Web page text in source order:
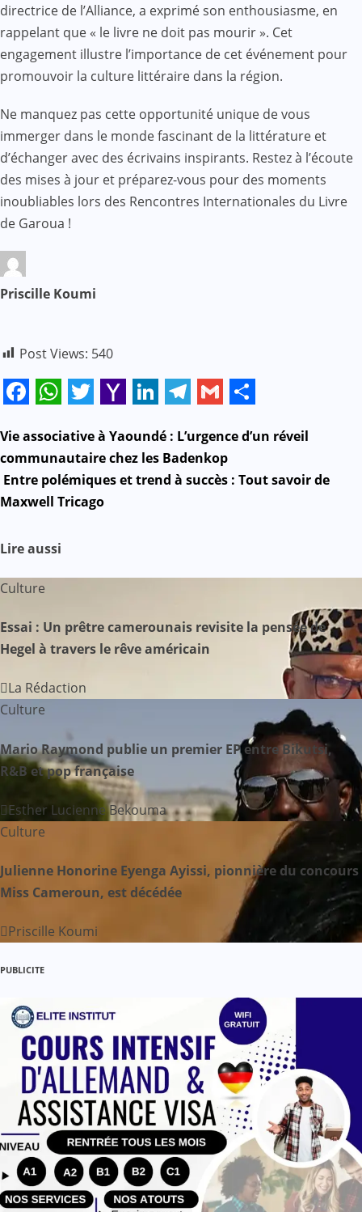
directrice de l’Alliance, a exprimé son enthousiasme, en
rappelant que « le livre ne doit pas mourir ». Cet
engagement illustre l’importance de cet événement pour
promouvoir la culture littéraire dans la région.
Ne manquez pas cette opportunité unique de vous
immerger dans le monde fascinant de la littérature et
d’échanger avec des écrivains inspirants. Restez à l’écoute
des mises à jour et préparez-vous pour des moments
inoubliables lors des Rencontres Internationales du Livre
de Garoua !
Priscille Koumi
Post Views: 540
Mail
N
a
v
i
g
t
i
o
n
d
e
’
r
Vie associative à Yaoundé : L’urgence d’un réveil
communautaire chez les Badenkop
Entre polémiques et trend à succès : Tout savoir de
Maxwell Tricago
Lire aussi
Culture
Essai : Un prêtre camerounais revisite la pensée de
Hegel à travers le rêve américain
La Rédaction
Culture
Mario Raymond publie un premier EP entre Bikutsi,
R&B et pop française
Esther Lucienne Bekouma
Culture
Julienne Honorine Eyenga Ayissi, pionnière du concours
Miss Cameroun, est décédée
Priscille Koumi
PUBLICITE